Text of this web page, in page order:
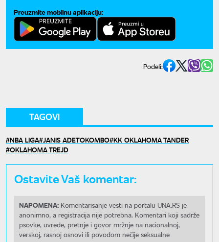
Preuzmite mobilnu aplikaciju:
Podeli:
TAGOVI
NBA LIGA JANIS ADETOKOMBO KK OKLAHOMA TANDER
OKLAHOMA TREJD
Ostavite Vaš komentar:
NAPOMENA: Komentarisanje vesti na portalu UNA.RS je
anonimno, a registracija nije potrebna. Komentari koji sadrže
psovke, uvrede, pretnje i govor mržnje na nacionalnoj,
verskoj, rasnoj osnovi ili povodom nečije seksualne